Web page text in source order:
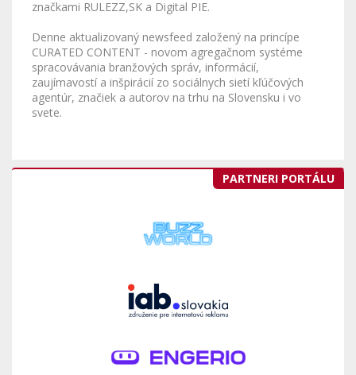
značkami RULEZZ,SK a Digital PIE.
Denne aktualizovaný newsfeed založený na princípe
CURATED CONTENT - novom agregačnom systéme
spracovávania branžových správ, informácií,
zaujímavostí a inšpirácií zo sociálnych sietí kľúčových
agentúr, značiek a autorov na trhu na Slovensku i vo
svete.
PARTNERI PORTÁLU